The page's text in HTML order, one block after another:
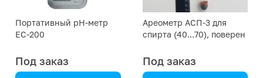
Портативный рН-метр
EC-200
Под заказ
Ареометр АСП-3 для
спирта (40...70), поверен
Под заказ